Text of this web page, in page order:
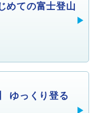
めての富士登山
ゆっくり登る